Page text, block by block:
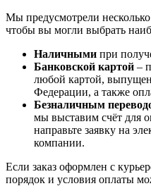
Мы предусмотрели
чтобы вы могли выбрать
Наличными при
Банковской картой –
любой картой,
Федерации, а также
Безналичным
мы выставим счёт для
направьте заявку на
компании.
Если заказ оформлен с
порядок и условия оплаты